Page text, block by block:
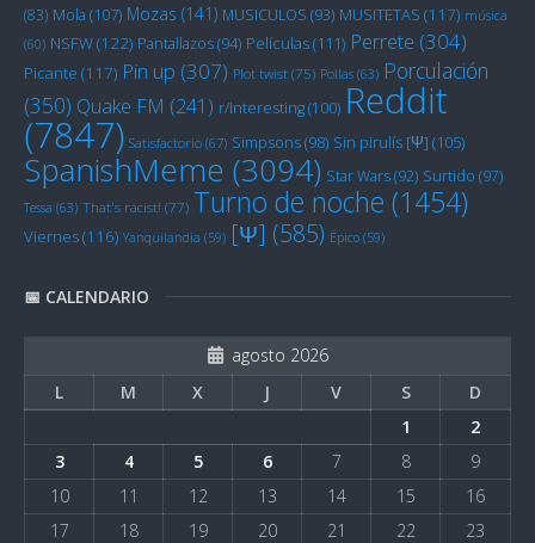
(83) Mola (107) Mozas (141) MUSICULOS (93) MUSITETAS (117) música
(60) NSFW(122) Pantallazos(94) Películas(111) Perrete (304)
Picante (117) Pin up (307) Plot twist (75) Pollas (63) Porculación
(350) Quake FM (241) r/Interesting(100) Reddit
(7847) Satisfactorio (67) Simpsons(98) Sin pirulís [Ψ] (105)
SpanishMeme (3094) Star Wars(92) Surtido (97)
Tessa (63) That's racist! (77) Turno de noche (1454)
Viernes(116) Yanquilandia (59) [Ψ] (585) Épico (59)
📅 CALENDARIO
agosto 2026
L
M X J V S
D
1
2
3
4 5 6 7 8
9
10
11 12 13 14 15
16
17
18 19 20 21 22 23